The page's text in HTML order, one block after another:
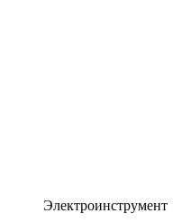
Электроинструмент